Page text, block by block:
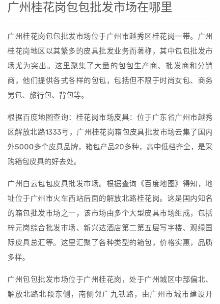
广州桂花岗包包批发市场在哪里
广州桂花岗包包批发市场位于广州市越秀区桂花岗一带。广州
桂花岗地区以其繁多的皮具批发业务而著称，其中包包批发市
场尤为突出。这里聚集了大量的包包生产商、批发商和分销
商，他们提供各式各样的包包，包括但不限于时尚女包、商务
男包、旅行包、背包等。
根据百度地图查询：桂花岗市场皮具：位于广东省广州市越秀
区解放北路1333号，广州桂花岗箱包皮具批发市场云集了国内
外5000多个皮具品牌，箱包产品20多种，高中低档齐全，是采
购箱包皮具的好去处。
广州白云包包皮具批发市场。根据查询《百度地图》得知，地
址位于广州市火车西站后面的解放北路桂花岗。这是国内知名
的箱包批发市场之一，该市场由多个大型皮具市场组成，包括
梓元岗综合批发市场、新兴达酒店第二第五层写字楼、观绿国
际皮具总汇等。这里汇聚了各种类型的箱包，价格实惠，品质
多样。
广州包包批发市场位于广州桂花岗，处于广州城区中部偏北、
解放北路北段东侧，南侧邻广九铁路，由广州市城市建设开